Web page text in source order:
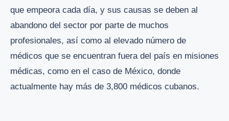
que empeora cada día, y sus causas se deben al
abandono del sector por parte de muchos
profesionales, así como al elevado número de
médicos que se encuentran fuera del país en misiones
médicas, como en el caso de México, donde
actualmente hay más de 3,800 médicos cubanos.